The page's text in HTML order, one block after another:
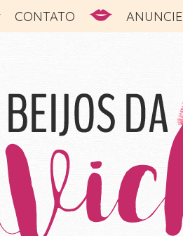
CONTATO ANUNCIE